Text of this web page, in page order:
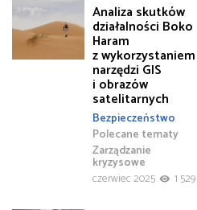
Analiza skutków
działalności Boko
Haram
z wykorzystaniem
narzędzi GIS
i obrazów
satelitarnych
Bezpieczeństwo
Polecane tematy
Zarządzanie
kryzysowe
czerwiec 2025
1 529